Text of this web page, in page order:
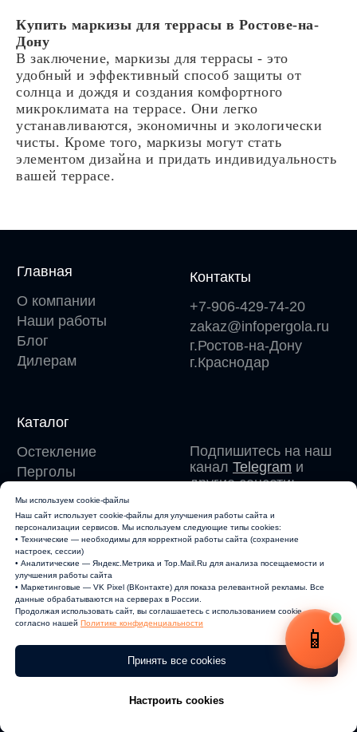
Купить маркизы для террасы в Ростове-на-
Дону
В заключение, маркизы для террасы - это
удобный и эффективный способ защиты от
солнца и дождя и создания комфортного
микроклимата на террасе. Они легко
устанавливаются, экономичны и экологически
чисты. Кроме того, маркизы могут стать
элементом дизайна и придать индивидуальность
вашей террасе.
Мы используем cookie-файлы
Наш сайт использует cookie-файлы для улучшения работы сайта и
персонализации сервисов. Мы используем следующие типы cookies:
• Технические — необходимы для корректной работы сайта (сохранение
настроек, сессии)
• Аналитические — Яндекс.Метрика и Top.Mail.Ru для анализа посещаемости и
улучшения работы сайта
• Маркетинговые — VK Pixel (ВКонтакте) для показа релевантной рекламы. Все
данные обрабатываются на серверах в России.
Продолжая использовать сайт, вы соглашаетесь с использованием cookie
согласно нашей Политике конфиденциальности
Принять все cookies
Настроить cookies